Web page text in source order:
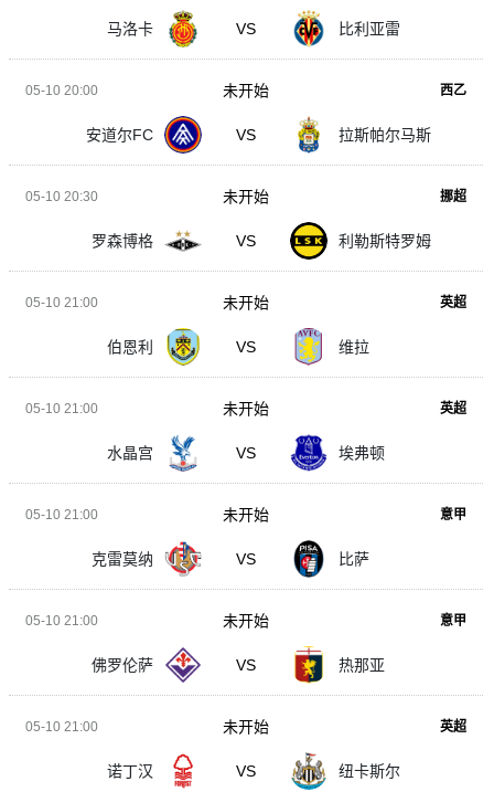
马洛卡 VS 比利亚雷
05-10 20:00 西乙
安道尔FC VS 拉斯帕尔马斯
未开始
05-10 20:30 挪超
罗森博格 VS 利勒斯特罗姆
未开始
05-10 21:00 英超
伯恩利 VS 维拉
未开始
05-10 21:00 英超
水晶宫 VS 埃弗顿
未开始
05-10 21:00 意甲
克雷莫纳 VS 比萨
未开始
05-10 21:00 意甲
佛罗伦萨 VS 热那亚
未开始
05-10 21:00 英超
诺丁汉 VS 纽卡斯尔
未开始